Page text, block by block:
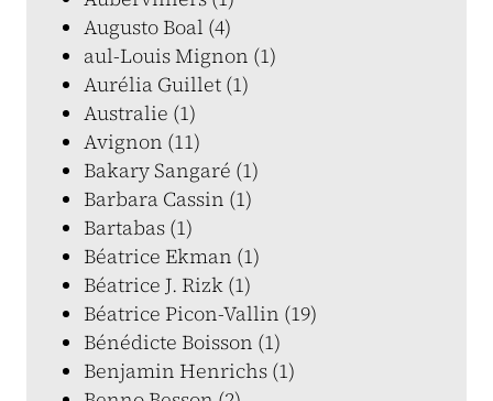
Augusto Boal (4)
aul-Louis Mignon (1)
Aurélia Guillet (1)
Australie (1)
Avignon (11)
Bakary Sangaré (1)
Barbara Cassin (1)
Bartabas (1)
Béatrice Ekman (1)
Béatrice J. Rizk (1)
Béatrice Picon-Vallin (19)
Bénédicte Boisson (1)
Benjamin Henrichs (1)